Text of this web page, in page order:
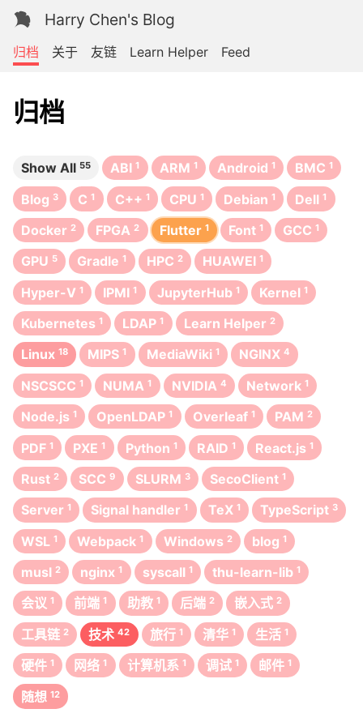
Harry Chen's Blog
归档 关于 友链 Learn Helper Feed
归档
Show All 55 ABI 1 ARM 1 Android 1 BMC 1
Blog 3 C 1 C++ 1 CPU 1 Debian 1 Dell 1
Docker 2 FPGA 2 Flutter 1 Font 1 GCC 1
GPU 5 Gradle 1 HPC 2 HUAWEI 1
Hyper-V 1 IPMI 1 JupyterHub 1 Kernel 1
Kubernetes 1 LDAP 1 Learn Helper 2
Linux 18 MIPS 1 MediaWiki 1 NGINX 4
NSCSCC 1 NUMA 1 NVIDIA 4 Network 1
Node.js 1 OpenLDAP 1 Overleaf 1 PAM 2
PDF 1 PXE 1 Python 1 RAID 1 React.js 1
Rust 2 SCC 9 SLURM 3 SecoClient 1
Server 1 Signal handler 1 TeX 1 TypeScript 3
WSL 1 Webpack 1 Windows 2 blog 1
musl 2 nginx 1 syscall 1 thu-learn-lib 1
会议 1 前端 1 助教 1 后端 2 嵌入式 2
工具链 2 技术 42 旅行 1 清华 1 生活 1
硬件 1 网络 1 计算机系 1 调试 1 邮件 1
随想 12